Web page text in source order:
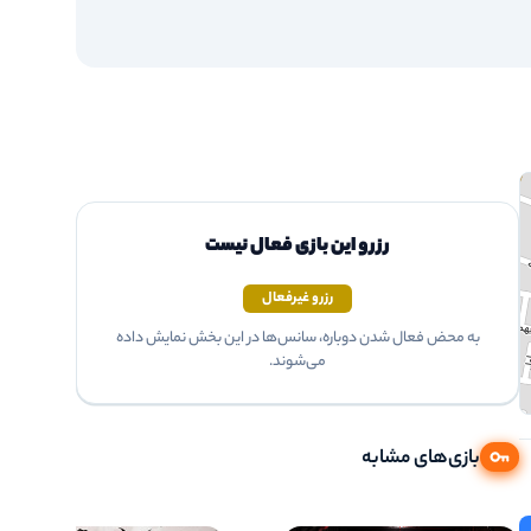
رزرو این بازی فعال نیست
رزرو غیرفعال
به محض فعال شدن دوباره، سانس‌ها در این بخش نمایش داده
می‌شوند.
بازی‌های مشابه